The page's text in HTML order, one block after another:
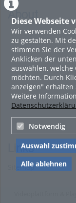
Diese Webseite
Wir verwenden
zu gestalten. Mit
stimmen Sie der
Anklicken der
auswählen, welche
möchten. Durch
anzeigen" erhalten
Weitere
Notwendig
Auswahl
Alle ablehnen
About
Links
Sitemap
Videoplattform &